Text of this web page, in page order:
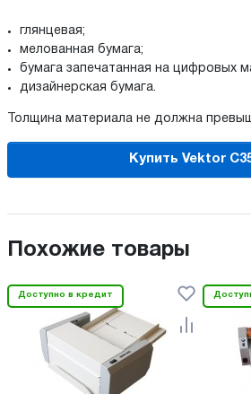
глянцевая;
мелованная бумага;
бумага запечатанная на цифровых
дизайнерская бумага.
Толщина материала не должна
Купить Vektor
Похожие товары
Доступно в кредит